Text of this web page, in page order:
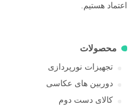
اعتماد هستیم.
محصولات
تجهیزات نورپردازی
دوربین های عکاسی
کالای دست دوم